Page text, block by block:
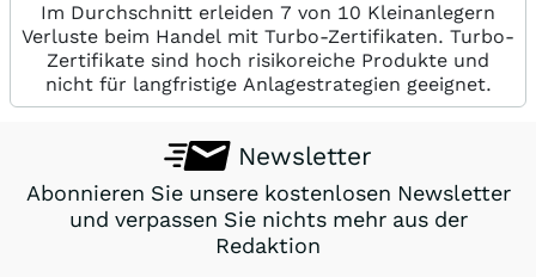
Im Durchschnitt erleiden 7 von 10 Kleinanlegern
Verluste beim Handel mit Turbo-Zertifikaten. Turbo-
Zertifikate sind hoch risikoreiche Produkte und
nicht für langfristige Anlagestrategien geeignet.
Newsletter
Abonnieren Sie unsere kostenlosen Newsletter
und verpassen Sie nichts mehr aus der
Redaktion